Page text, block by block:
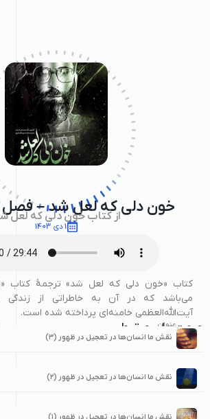
خون دلی که لعل شد – فصل ۱۳ بخش ۱
از کتاب خون دلی که لعل
1 دی 1403
کتاب «خون دلی که لعل شد» ترجمۀ کتاب
می‌باشد که در آن به خاطراتی از زندگی
آیت‌الله‌العظمی خامنه‌ای پرداخته شده است.
صوت‌های مرتبط
عنوان
نقش ما انسان‌ها در تعجیل در ظهور (۳)
نقش ما انسان‌ها در تعجیل در ظهور (۲)